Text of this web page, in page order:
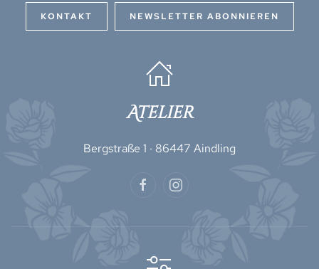
KONTAKT NEWSLETTER ABONNIEREN
Atelier
Bergstraße 1 · 86447 Aindling